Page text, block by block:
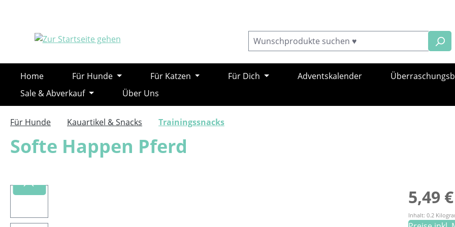
Home Für Hunde Für Katzen Für Dich Adventskalender
Sale & Abverkauf
Über Uns
Für Hunde Kauartikel & Snacks Trainingssnacks
Softe Happen Pferd
Bildergalerie überspringen Regulärer
5,49 €
Inhalt: 0.2